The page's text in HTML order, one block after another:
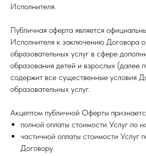
Исполнителя.
Публичная оферта является
Исполнителя к заключению Договора
образовательных услуг в сфере
образования детей и взрослых (далее
содержит все существенные условия
образовательных услуг.
Акцептом публичной Оферты
полной оплаты стоимости Услуг по
частичной оплаты стоимости Услуг
Договору.